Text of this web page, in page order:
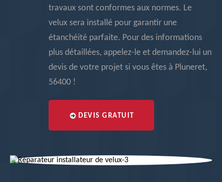
travaux sont conformes aux normes. Le
velux sera installé pour garantir une
étanchéité parfaite. Pour des informations
plus détaillées, appelez-le et demandez-lui un
devis de votre projet si vous êtes à Pluneret,
56400 !
DEVIS GRATUIT